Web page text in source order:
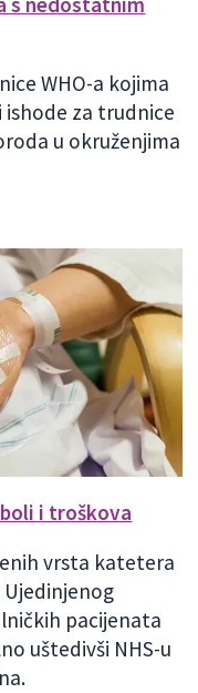
WHO-a kojima
za trudnice
u okruženjima
i troškova
vrsta katetera
pacijenata
uštedivši NHS-u